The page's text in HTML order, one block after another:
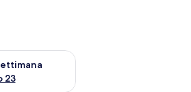
23
il prossimo fine settimana, ago 21